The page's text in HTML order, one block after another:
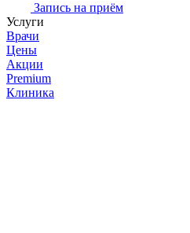
Запись на приём
Услуги
Врачи
Цены
Акции
Premium
Клиника